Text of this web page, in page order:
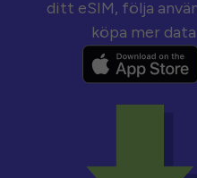
ditt eSIM, följa
köpa mer